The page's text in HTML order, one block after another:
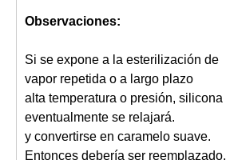
Observaciones:
Si se expone a la esterilización de
vapor repetida o a largo plazo
alta temperatura o presión, silicona
eventualmente se relajará.
y convertirse en caramelo suave.
Entonces debería ser reemplazado.